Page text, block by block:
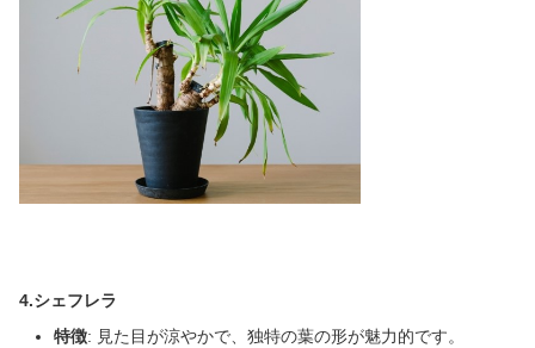
4.シェフレラ
特徴: 見た目が涼やかで、独特の葉の形が魅力的です。